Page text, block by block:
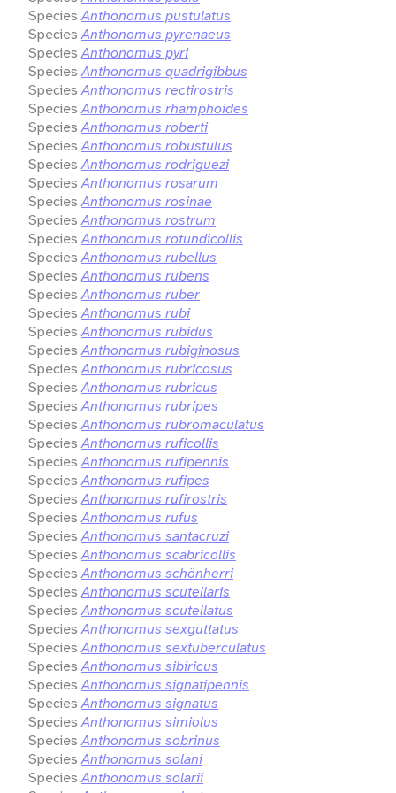
Species Anthonomus pustulatus
Species Anthonomus pyrenaeus
Species Anthonomus pyri
Species Anthonomus quadrigibbus
Species Anthonomus rectirostris
Species Anthonomus rhamphoides
Species Anthonomus roberti
Species Anthonomus robustulus
Species Anthonomus rodriguezi
Species Anthonomus rosarum
Species Anthonomus rosinae
Species Anthonomus rostrum
Species Anthonomus rotundicollis
Species Anthonomus rubellus
Species Anthonomus rubens
Species Anthonomus ruber
Species Anthonomus rubi
Species Anthonomus rubidus
Species Anthonomus rubiginosus
Species Anthonomus rubricosus
Species Anthonomus rubricus
Species Anthonomus rubripes
Species Anthonomus rubromaculatus
Species Anthonomus ruficollis
Species Anthonomus rufipennis
Species Anthonomus rufipes
Species Anthonomus rufirostris
Species Anthonomus rufus
Species Anthonomus santacruzi
Species Anthonomus scabricollis
Species Anthonomus schönherri
Species Anthonomus scutellaris
Species Anthonomus scutellatus
Species Anthonomus sexguttatus
Species Anthonomus sextuberculatus
Species Anthonomus sibiricus
Species Anthonomus signatipennis
Species Anthonomus signatus
Species Anthonomus simiolus
Species Anthonomus sobrinus
Species Anthonomus solani
Species Anthonomus solarii